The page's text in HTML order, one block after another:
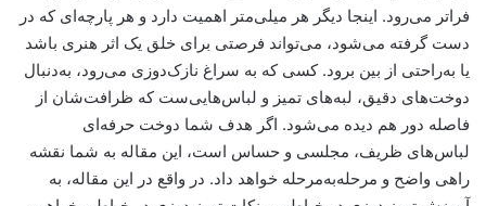
فراتر می‌رود. اینجا دیگر هر میلی‌متر اهمیت دارد و هر پارچه‌ای که در
دست گرفته می‌شود، می‌تواند فرصتی برای خلق یک اثر هنری باشد
یا به‌راحتی از بین برود. کسی که به سراغ نازک‌دوزی می‌رود، به‌دنبال
دوخت‌های دقیق، لبه‌های تمیز و لباس‌هایی‌ست که ظرافت‌شان از
فاصله دور هم دیده می‌شود. اگر هدف شما دوخت حرفه‌ای
لباس‌های ظریف، مجلسی و حساس است، این مقاله به شما نقشه
راهی واضح و مرحله‌به‌مرحله خواهد داد. در واقع در این مقاله، به